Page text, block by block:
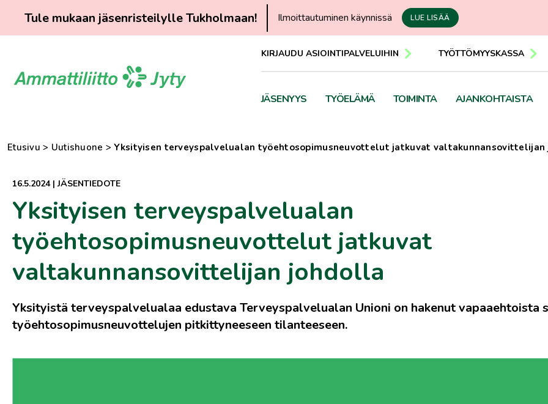
Tule mukaan jäsenristeilylle Tukholmaan! Ilmoittautuminen käynnissä LUE LISÄÄ
sisältöön
KIRJAUDU ASIOINTIPALVELUIHIN TYÖTTÖMYYSKASSA
JÄSENYYS TYÖELÄMÄ TOIMINTA AJANKOHTAISTA
Etusivu > Uutishuone >Yksityisen terveyspalvelualan työehtosopimusneuvottelut jatkuvat
16.5.2024|JÄSENTIEDOTE
Yksityisen terveyspalvelualan
työehtosopimusneuvottelut jatkuvat
valtakunnansovittelijan johdolla
Yksityistä terveyspalvelualaa edustava Terveyspalvelualan Unioni on hakenut vapaaehtoista
työehtosopimusneuvottelujen pitkittyneeseen tilanteeseen.